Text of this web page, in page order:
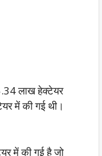
लाख हेक्टेयर
में की गई थी।
में की गई है जो